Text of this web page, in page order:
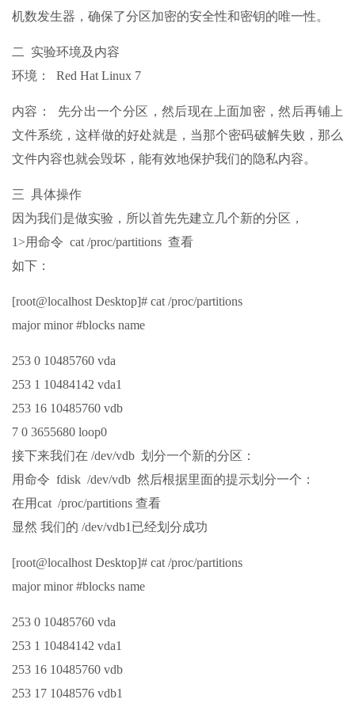
机数发生器，确保了分区加密的安全性和密钥的唯一性。
二 实验环境及内容
环境： Red Hat Linux 7
内容： 先分出一个分区，然后现在上面加密，然后再铺上
文件系统，这样做的好处就是，当那个密码破解失败，那么
文件内容也就会毁坏，能有效地保护我们的隐私内容。
三 具体操作
因为我们是做实验，所以首先先建立几个新的分区，
1>用命令 cat /proc/partitions 查看
如下：
[root@localhost Desktop]# cat /proc/partitions
major minor #blocks name
253 0 10485760 vda
253 1 10484142 vda1
253 16 10485760 vdb
7 0 3655680 loop0
接下来我们在 /dev/vdb 划分一个新的分区：
用命令 fdisk /dev/vdb 然后根据里面的提示划分一个：
在用cat /proc/partitions 查看
显然 我们的 /dev/vdb1已经划分成功
[root@localhost Desktop]# cat /proc/partitions
major minor #blocks name
253 0 10485760 vda
253 1 10484142 vda1
253 16 10485760 vdb
253 17 1048576 vdb1